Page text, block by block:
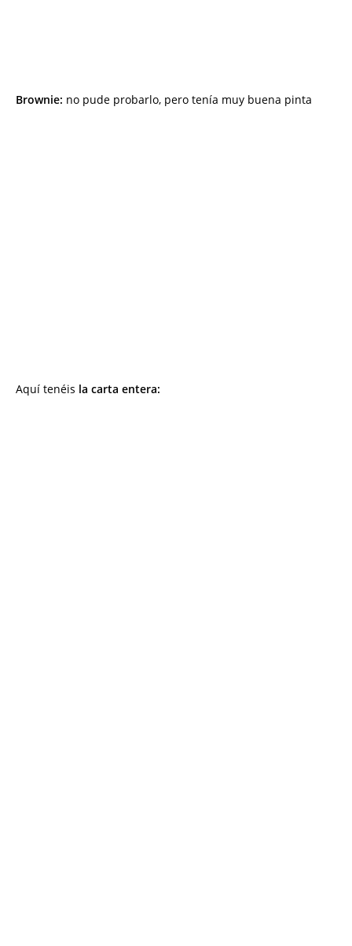
Brownie: no pude probarlo, pero tenía muy buena pinta
Aquí tenéis la carta entera: